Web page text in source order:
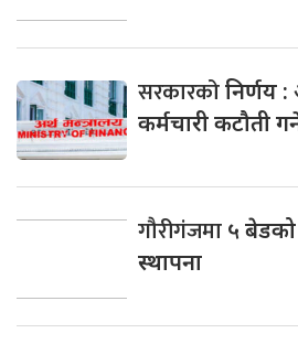
सरकारकोनिर्णय
कर्मचारी कटौती
गौरीगंजमा ५
स्थापना